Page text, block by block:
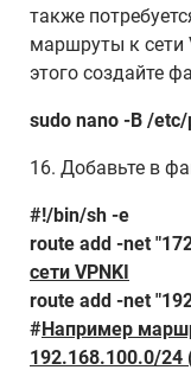
также
маршруты к сети
этого создайте
sudo nano -B /
16. Добавьте в
#!/bin/sh -e
route add -net
сети VPNKI
route add -net
#Например м
192.168.100.0/24